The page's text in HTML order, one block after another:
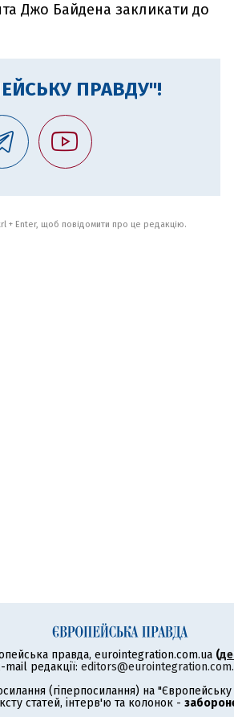
Джо Байдена закликати до
ПРАВДУ"!
+ Enter, щоб повідомити про це редакцію.
правда, eurointegration.com.ua (
mail редакції:
(гіперпосилання) на
статей, інтерв'ю та колонок -